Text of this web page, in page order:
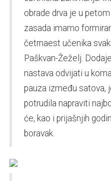
obrade drva je u
zasada imamo
četrnaest učenika
Paškvan-Žeželj.
nastava odvijati u
pauza između satova,
potrudila napraviti
će, kao i prijašnjih
boravak.